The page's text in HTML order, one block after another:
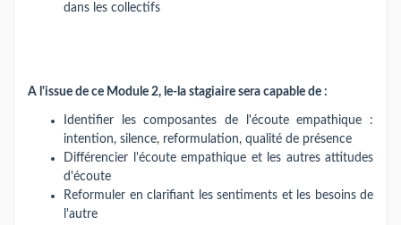
dans les collectifs
A l'issue de ce Module 2, le-la stagiaire sera capable de :
Identifier les composantes de l'écoute empathique :
intention, silence, reformulation, qualité de présence
Différencier l'écoute empathique et les autres attitudes
d'écoute
Reformuler en clarifiant les sentiments et les besoins de
l'autre